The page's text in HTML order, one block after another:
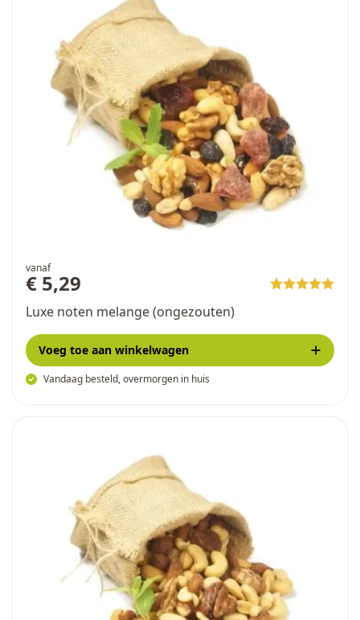
vanaf
€ 5,29
Luxe noten melange (ongezouten)
Vandaag besteld, overmorgen in huis
Voeg toe aan winkelwagen